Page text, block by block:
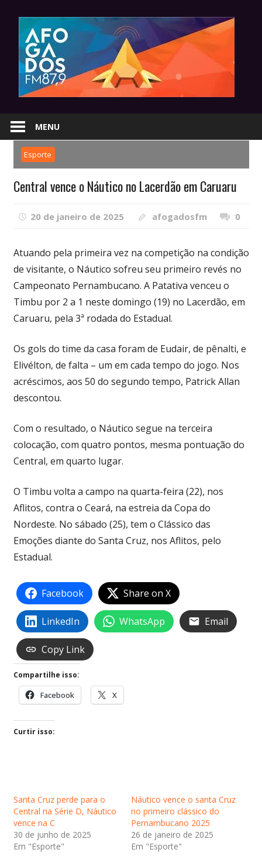
content
MENU
Esporte
Central vence o Náutico no Lacerdão em Caruaru
20 de janeiro de 2025 afogadosfm 0
Atuando pela primeira vez na competição na condição
de visitante, o Náutico sofreu seu primeiro revés no
Campeonato Pernambucano. A Patativa venceu o
Timbu por 2 a 1 neste domingo (19) no Lacerdão, em
Caruaru, pela 3ª rodada do Estadual.
Os gols do time da casa foram de Eudair, de pênalti, e
Elivélton, de falta – um em cada tempo do jogo. Nos
acréscimos, aos 50 do segundo tempo, Patrick Allan
descontou.
Com o resultado, o Náutico segue na terceira
colocação, com quatro pontos, mesma pontuação do
Central, em quarto lugar.
O Timbu volta a campo na quarta-feira (22), nos
Aflitos, contra o Ceará, na estreia da Copa do
Nordeste. No sábado (25), tem o Clássico das
Emoções diante do Santa Cruz, nos Aflitos, pelo
Estadual.
Facebook Share on X
LinkedIn WhatsApp Email
Copy Link
Compartilhe isso:
Facebook X
Curtir isso:
Santa Cruz perde para o
Central na Série D, Náutico
vence na C
30 de junho de 2025
Em "Esporte"
Náutico vence o santa Cruz
no primeiro clássico do
Pernambucano 2025
26 de janeiro de 2025
Em "Esporte"